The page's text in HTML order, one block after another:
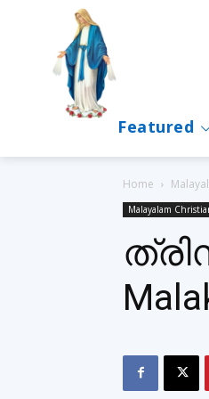
Featured
Home
Malayalam